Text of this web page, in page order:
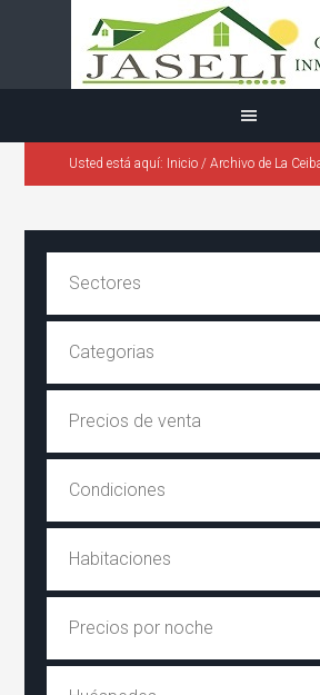
Usted está aquí: Inicio / Archivo de La